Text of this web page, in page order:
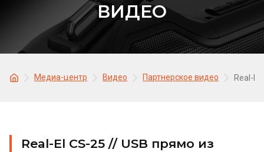
ВИДЕО
Медиа-центр Видео Партнерское видео Real-El
Real-El CS-25 // USB прямо из